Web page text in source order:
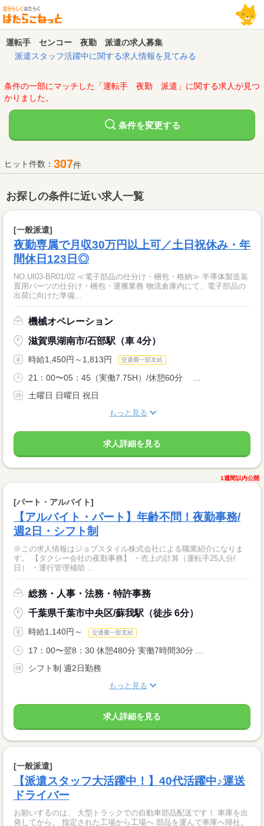
運転手 センコー 夜勤 派遣の求人募集
派遣スタッフ活躍中に関する求人情報を見てみる
条件の一部にマッチした「運転手 夜勤 派遣」に関する求人が見つ
かりました。
条件を変更する
ヒット件数： 307件
お探しの条件に近い求人一覧
[一般派遣]
夜勤専属で月収30万円以上可／土日祝休み・年
間休日123日◎
NO.UI03-BR01/02 ≪電子部品の仕分け・梱包・格納≫ 半導体製造装
置用パーツの仕分け・梱包・運搬業務 物流倉庫内にて、電子部品の
出荷に向けた準備...
機械オペレーション
滋賀県湖南市/石部駅（車 4分）
時給1,450円～1,813円 交通費一部支給
21：00〜05：45（実働7.75H）/休憩60分 ...
土曜日 日曜日 祝日
もっと見る
求人詳細を見る
1週間以内公開
[パート・アルバイト]
【アルバイト・パート】年齢不問！夜勤事務/
週2日・シフト制
※この求人情報はジョブスタイル株式会社による職業紹介になりま
す。 【タクシー会社の夜勤事務】 ・売上の計算（運転手25人分/
日） ・運行管理補助 ...
総務・人事・法務・特許事務
千葉県千葉市中央区/蘇我駅（徒歩 6分）
時給1,140円～ 交通費一部支給
17：00〜翌8：30 休憩480分 実働7時間30分 ...
シフト制 週2日勤務
もっと見る
求人詳細を見る
[一般派遣]
【派遣スタッフ大活躍中！】40代活躍中♪運送
ドライバー
お願いするのは、 大型トラックでの自動車部品配送です！ 車庫を出
発してから、 指定された工場から工場へ 部品を運んで車庫へ帰社。